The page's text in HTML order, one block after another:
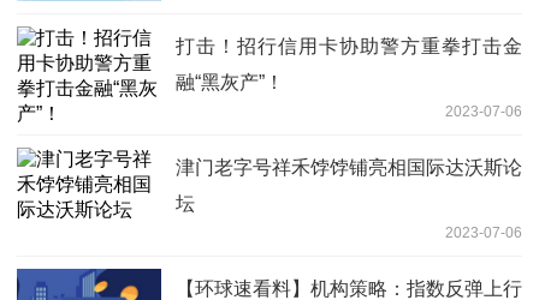
打击！招行信用卡协助警方重拳打击金
融“黑灰产”！
2023-07-06
津门老字号祥禾饽饽铺亮相国际达沃斯论
坛
2023-07-06
【环球速看料】机构策略：指数反弹上行